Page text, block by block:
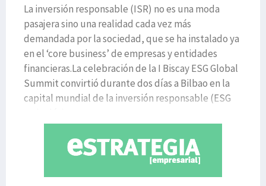
La inversión responsable (ISR) no es una moda
pasajera sino una realidad cada vez más
demandada por la sociedad, que se ha instalado ya
en el ‘core business’ de empresas y entidades
financieras.La celebración de la I Biscay ESG Global
Summit convirtió durante dos días a Bilbao en la
capital mundial de la inversión responsable (ESG